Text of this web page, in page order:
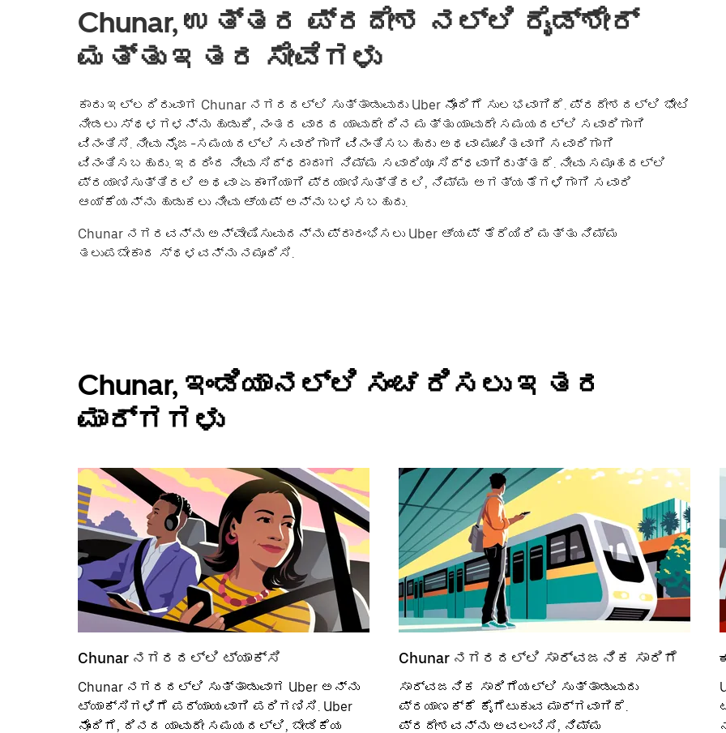
Chunar, ಉತ್ತರ ಪ್ರದೇಶ ನಲ್ಲಿ ರೈಡ್‌ಶೇರ್
ಮತ್ತು ಇತರ ಸೇವೆಗಳು
ಕಾರು ಇಲ್ಲದಿರುವಾಗ Chunar ನಗರದಲ್ಲಿ ಸುತ್ತಾಡುವುದು Uber ನೊಂದಿಗೆ ಸುಲಭವಾಗಿದೆ. ಪ್ರದೇಶದಲ್ಲಿ ಭೇಟಿ
ನೀಡಲು ಸ್ಥಳಗಳನ್ನು ಹುಡುಕಿ, ನಂತರ ವಾರದ ಯಾವುದೇ ದಿನ ಮತ್ತು ಯಾವುದೇ ಸಮಯದಲ್ಲಿ ಸವಾರಿಗಾಗಿ
ವಿನಂತಿಸಿ. ನೀವು ನೈಜ-ಸಮಯದಲ್ಲಿ ಸವಾರಿಗಾಗಿ ವಿನಂತಿಸಬಹುದು ಅಥವಾ ಮುಂಚಿತವಾಗಿ ಸವಾರಿಗಾಗಿ
ವಿನಂತಿಸಬಹುದು. ಇದರಿಂದ ನೀವು ಸಿದ್ಧರಾದಾಗ ನಿಮ್ಮ ಸವಾರಿಯೂ ಸಿದ್ಧವಾಗಿರುತ್ತದೆ. ನೀವು ಸಮೂಹದಲ್ಲಿ
ಪ್ರಯಾಣಿಸುತ್ತಿರಲಿ ಅಥವಾ ಏಕಾಂಗಿಯಾಗಿ ಪ್ರಯಾಣಿಸುತ್ತಿರಲಿ, ನಿಮ್ಮ ಅಗತ್ಯತೆಗಳಿಗಾಗಿ ಸವಾರಿ
ಆಯ್ಕೆಯನ್ನು ಹುಡುಕಲು ನೀವು ಆ್ಯಪ್ ಅನ್ನು ಬಳಸಬಹುದು.
Chunar ನಗರವನ್ನು ಅನ್ವೇಷಿಸುವುದನ್ನು ಪ್ರಾರಂಭಿಸಲು Uber ಆ್ಯಪ್ ತೆರೆಯಿರಿ ಮತ್ತು ನಿಮ್ಮ
ತಲುಪಬೇಕಾದ ಸ್ಥಳವನ್ನು ನಮೂದಿಸಿ.
Chunar, ಇಂಡಿಯಾನಲ್ಲಿ ಸಂಚರಿಸಲು ಇತರ
ಮಾರ್ಗಗಳು
Chunar‌ ನಗರದಲ್ಲಿ ಟ್ಯಾಕ್ಸಿ
Chunar ನಗರದಲ್ಲಿ ಸುತ್ತಾಡುವಾಗ Uber ಅನ್ನು
ಟ್ಯಾಕ್ಸಿಗಳಿಗೆ ಪರ್ಯಾಯವಾಗಿ ಪರಿಗಣಿಸಿ. Uber
ನೊಂದಿಗೆ, ದಿನದ ಯಾವುದೇ ಸಮಯದಲ್ಲಿ, ಬೇಡಿಕೆಯ
Chunar ನಗರದಲ್ಲಿ ಸಾರ್ವಜನಿಕ ಸಾರಿಗೆ
ಸಾರ್ವಜನಿಕ ಸಾರಿಗೆಯಲ್ಲಿ ಸುತ್ತಾಡುವುದು
ಪ್ರಯಾಣಕ್ಕೆ ಕೈಗೆಟುಕುವ ಮಾರ್ಗವಾಗಿದೆ.
ಪ್ರದೇಶವನ್ನು ಅವಲಂಬಿಸಿ, ನಿಮ್ಮ